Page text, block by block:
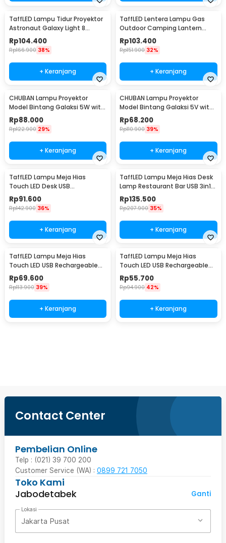
TaffLED Lampu Tidur Proyektor
Astronaut Galaxy Light 8
Colors 5W 240V - HD481
Rp104.400
Rp166.900 38%
+ Keranjang
TaffLED Lentera Lampu Gas
Outdoor Camping Lantern
Lamp - BRS-55
Rp103.400
Rp151.900 32%
+ Keranjang
CHUBAN Lampu Proyektor
Model Bintang Galaksi 5W with
Remote Control - HR-F3
Rp88.000
Rp122.900 29%
+ Keranjang
CHUBAN Lampu Proyektor
Model Bintang Galaksi 5V with
Remote Control - HR-F2
Rp68.200
Rp110.900 39%
+ Keranjang
TaffLED Lampu Meja Hias
Touch LED Desk USB
Rechargeable Tri Color 3W -
J420
Rp91.600
Rp142.900 36%
+ Keranjang
TaffLED Lampu Meja Hias Desk
Lamp Restaurant Bar USB 3in1
Color - TW54
Rp135.500
Rp207.900 35%
+ Keranjang
TaffLED Lampu Meja Hias
Touch LED USB Rechargeable
Tri Color 1W - BRF5
Rp69.600
Rp113.900 39%
+ Keranjang
TaffLED Lampu Meja Hias
Touch LED USB Rechargeable
3in1 1800mAh - P340
Rp55.700
Rp94.900 42%
+ Keranjang
Contact Center
Pembelian Online
Telp : (021) 39 700 200
Customer Service (WA) : 0899 721 7050
Toko Kami
Jabodetabek
Ganti
Lokasi
Jakarta Pusat